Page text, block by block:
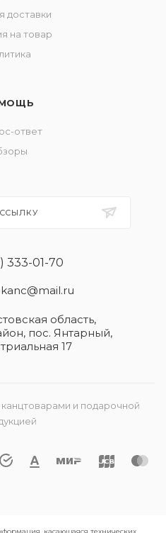
доставки
на товар
ответ
333-01-70
область​,
пос. Янтарный,
17
и подарочной